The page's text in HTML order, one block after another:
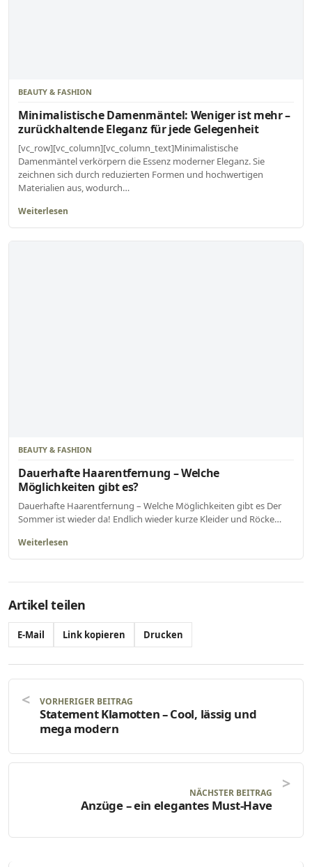
BEAUTY & FASHION
Minimalistische Damenmäntel: Weniger ist mehr –
zurückhaltende Eleganz für jede Gelegenheit
[vc_row][vc_column][vc_column_text]Minimalistische
Damenmäntel verkörpern die Essenz moderner Eleganz. Sie
zeichnen sich durch reduzierten Formen und hochwertigen
Materialien aus, wodurch…
Weiterlesen
BEAUTY & FASHION
Dauerhafte Haarentfernung – Welche
Möglichkeiten gibt es?
Dauerhafte Haarentfernung – Welche Möglichkeiten gibt es Der
Sommer ist wieder da! Endlich wieder kurze Kleider und Röcke…
Weiterlesen
Artikel teilen
E-Mail Link kopieren Drucken
VORHERIGER BEITRAG
Statement Klamotten – Cool, lässig und
mega modern
NÄCHSTER BEITRAG
Anzüge – ein elegantes Must-Have